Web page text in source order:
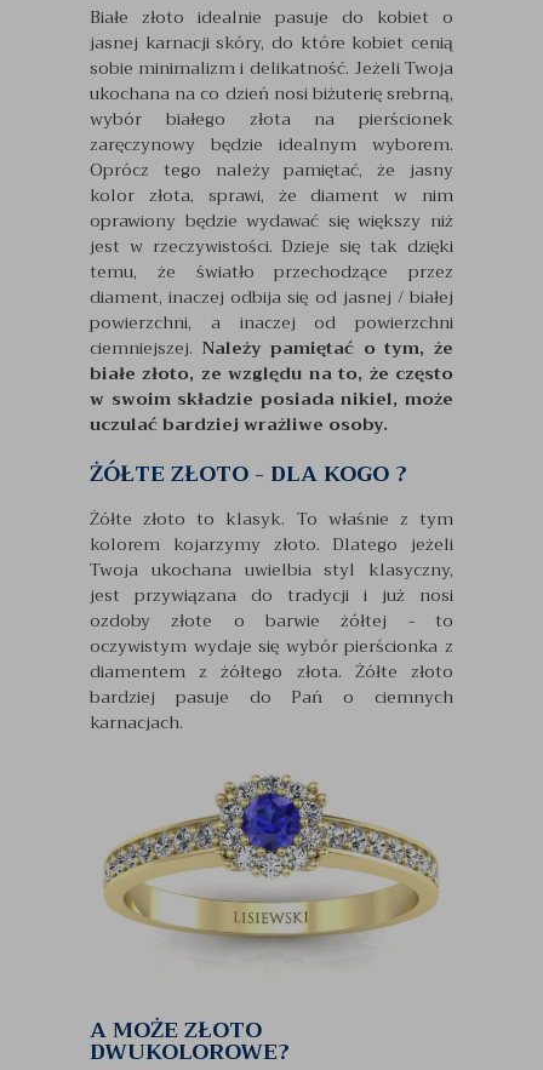
Białe złoto idealnie pasuje do kobiet o
jasnej karnacji skóry, do które kobiet cenią
sobie minimalizm i delikatność. Jeżeli Twoja
ukochana na co dzień nosi biżuterię srebrną,
wybór białego złota na pierścionek
zaręczynowy będzie idealnym wyborem.
Oprócz tego należy pamiętać, że jasny
kolor złota, sprawi, że diament w nim
oprawiony będzie wydawać się większy niż
jest w rzeczywistości. Dzieje się tak dzięki
temu, że światło przechodzące przez
diament, inaczej odbija się od jasnej / białej
powierzchni, a inaczej od powierzchni
ciemniejszej. Należy pamiętać o tym, że
białe złoto, ze względu na to, że często
w swoim składzie posiada nikiel, może
uczulać bardziej wrażliwe osoby.
ŻÓŁTE ZŁOTO - DLA KOGO ?
Żółte złoto to klasyk. To właśnie z tym
kolorem kojarzymy złoto. Dlatego jeżeli
Twoja ukochana uwielbia styl klasyczny,
jest przywiązana do tradycji i już nosi
ozdoby złote o barwie żółtej - to
oczywistym wydaje się wybór pierścionka z
diamentem z żółtego złota. Żółte złoto
bardziej pasuje do Pań o ciemnych
karnacjach.
A MOŻE ZŁOTO
DWUKOLOROWE?